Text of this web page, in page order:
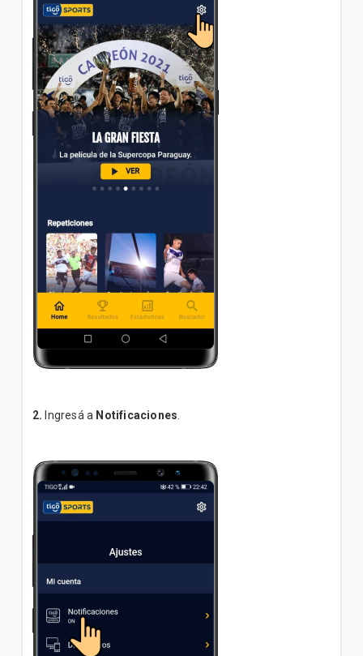
¿Cómo puedo ver en mi equipo la velocidad en la
que estoy navegado con 3G y 4G LTE, para poder
comparar?
VER MÁS
2. Ingresá a Notificaciones